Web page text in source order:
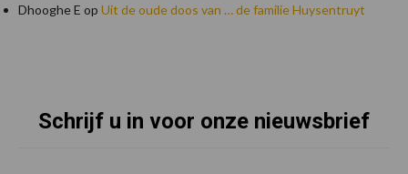
Dhooghe E op Uit de oude doos van … de familie Huysentruyt
FooterSchrijf u in voor onze nieuwsbrief